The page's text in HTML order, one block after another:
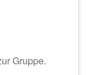
Gruppe.